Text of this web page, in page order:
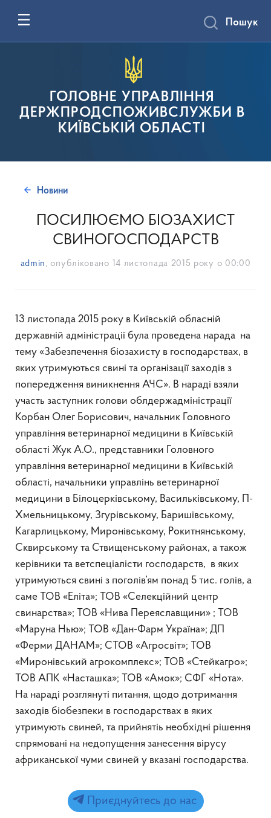
ГОЛОВНЕ УПРАВЛІННЯ
ДЕРЖПРОДСПОЖИВСЛУЖБИ В
КИЇВСЬКІЙ ОБЛАСТІ
Пошук
Новини
ПОСИЛЮЄМО БІОЗАХИСТ
СВИНОГОСПОДАРСТВ
admin , опубліковано 14 листопада 2015 року о 00:00
13 листопада 2015 року в Київській обласній
державній адміністрації була проведена нарада на
тему «Забезпечення біозахисту в господарствах, в
яких утримуються свині та організації заходів з
попередження виникнення АЧС». В нараді взяли
участь заступник голови облдержадміністрації
Корбан Олег Борисович, начальник Головного
управління ветеринарної медицини в Київській
області Жук А.О., представники Головного
управління ветеринарної медицини в Київській
області, начальники управлінь ветеринарної
медицини в Білоцерківському, Васильківському, П-
Хмельницькому, Згурівському, Баришівському,
Кагарлицькому, Миронівському, Рокитнянському,
Сквирському та Ствищенському районах, а також
керівники та ветспеціалісти господарств, в яких
утримуються свині з поголів’ям понад 5 тис. голів, а
саме ТОВ «Еліта»; ТОВ «Селекційний центр
свинарства»; ТОВ «Нива Переяславщини» ; ТОВ
«Маруна Нью»; ТОВ «Дан-Фарм Україна»; ДП
«Ферми ДАНАМ»; СТОВ «Агросвіт»; ТОВ
«Миронівський агрокомплекс»; ТОВ «Стейкагро»;
ТОВ АПК «Насташка»; ТОВ «Амок»; СФГ «Нота».
На нараді розглянуті питання, щодо дотримання
заходів біобезпеки в господарствах в яких
утримують свиней, та прийнятіь необхідні рішення
спрямовані на недопущення занесення вірусу
африканської чуми свиней у вказані господарства.
Приєднуйтесь до нас